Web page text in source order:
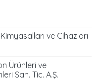
ve Cihazları
Ürünleri ve
San. Tic. A.Ş.